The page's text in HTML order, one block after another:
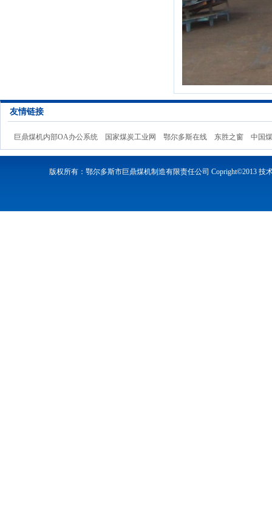
友情链接
巨鼎煤机内部OA办公系统 国家煤炭工业网 鄂尔多斯在线 东胜之窗 中国
版权所有：鄂尔多斯市巨鼎煤机制造有限责任公司 Copright©2013 技